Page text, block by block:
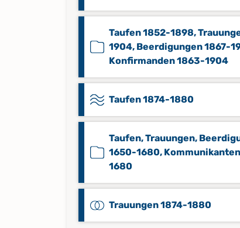
Taufen 1852-1898,
1904, Beerdigungen 1867-
Konfirmanden 1863-1904
Taufen 1874-1880
Taufen, Trauungen,
1650-1680,
1680
Trauungen 1874-1880